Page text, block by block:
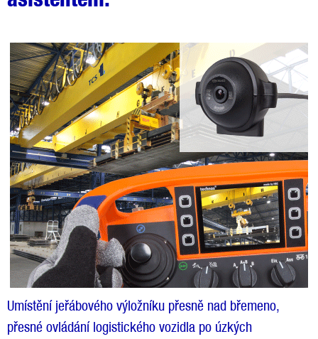
Umístění jeřábového výložníku přesně nad břemeno,
přesné ovládání logistického vozidla po úzkých